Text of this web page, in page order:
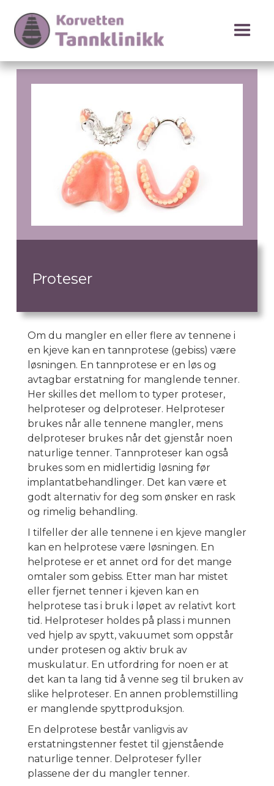
Proteser
Om du mangler en eller flere av tennene i
en kjeve kan en tannprotese (gebiss) være
løsningen. En tannprotese er en løs og
avtagbar erstatning for manglende tenner.
Her skilles det mellom to typer proteser,
helproteser og delproteser. Helproteser
brukes når alle tennene mangler, mens
delproteser brukes når det gjenstår noen
naturlige tenner. Tannproteser kan også
brukes som en midlertidig løsning før
implantatbehandlinger. Det kan være et
godt alternativ for deg som ønsker en rask
og rimelig behandling.
I tilfeller der alle tennene i en kjeve mangler
kan en helprotese være løsningen. En
helprotese er et annet ord for det mange
omtaler som gebiss. Etter man har mistet
eller fjernet tenner i kjeven kan en
helprotese tas i bruk i løpet av relativt kort
tid. Helproteser holdes på plass i munnen
ved hjelp av spytt, vakuumet som oppstår
under protesen og aktiv bruk av
muskulatur. En utfordring for noen er at
det kan ta lang tid å venne seg til bruken av
slike helproteser. En annen problemstilling
er manglende spyttproduksjon.
En delprotese består vanligvis av
erstatningstenner festet til gjenstående
naturlige tenner. Delproteser fyller
plassene der du mangler tenner.